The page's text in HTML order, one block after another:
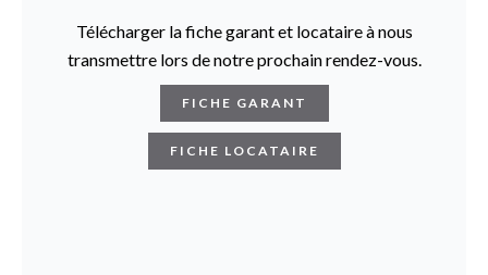
Télécharger la fiche garant et locataire à nous
transmettre lors de notre prochain rendez-vous.
FICHE GARANT
FICHE LOCATAIRE